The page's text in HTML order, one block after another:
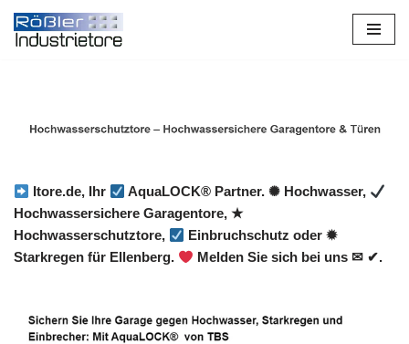
Zum
Itore.de, Ihr
AquaLOCK® Partner. ✺ Hochwasser,
Hochwassersichere Garagentore, ★
Hochwasserschutztore,
Einbruchschutz oder ✹
Starkregen für Ellenberg.
Melden Sie sich bei uns ✉ ✔.